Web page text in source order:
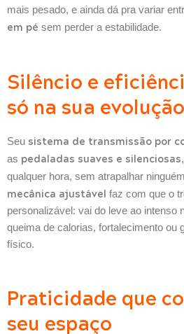
mais pesado, e ainda dá pra variar
em pé sem perder a estabilidade.
Silêncio e
só na sua evolução
Seu sistema de transmissão por
as pedaladas suaves e silenciosas
qualquer hora, sem atrapalhar
mecânica ajustável faz com que o
personalizável: vai do leve ao intenso
queima de calorias, fortalecimento ou
físico.
Praticidade que
seu espaço